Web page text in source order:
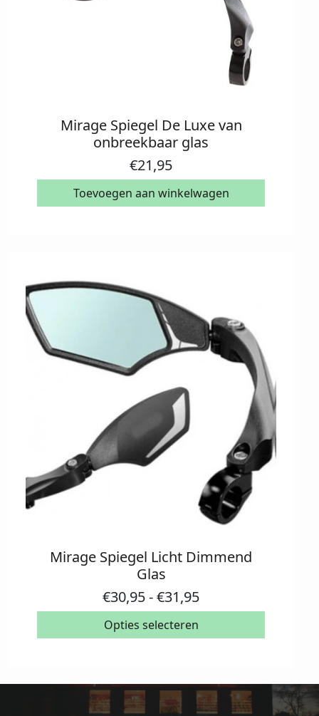
Mirage Spiegel De Luxe van
onbreekbaar glas
€21,95
Toevoegen aan winkelwagen
Mirage Spiegel Licht Dimmend
Glas
€30,95-€31,95Prijsklasse:
€30,95
Opties selecteren
Dit
meerdere
Deze